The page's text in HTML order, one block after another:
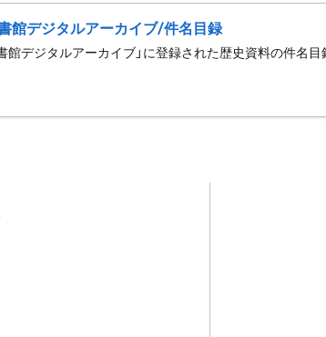
館デジタルアーカイブ/件名目録
館デジタルアーカイブ」に登録された歴史資料の件名目